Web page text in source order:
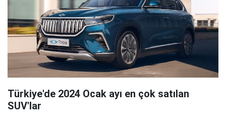
Türkiye'de 2024 Ocak ayı en çok satılan
SUV'lar